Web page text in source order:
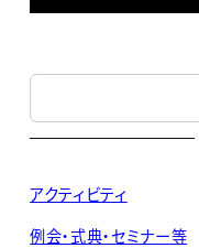
索
アクティビティ
例会・式典・セミナー等